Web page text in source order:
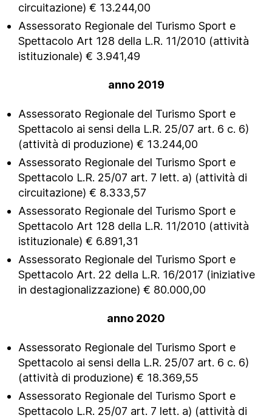
circuitazione) € 13.244,00
Assessorato Regionale del Turismo Sport e
Spettacolo Art 128 della L.R. 11/2010 (attività
istituzionale) € 3.941,49
anno 2019
Assessorato Regionale del Turismo Sport e
Spettacolo ai sensi della L.R. 25/07 art. 6 c. 6)
(attività di produzione) € 13.244,00
Assessorato Regionale del Turismo Sport e
Spettacolo L.R. 25/07 art. 7 lett. a) (attività di
circuitazione) € 8.333,57
Assessorato Regionale del Turismo Sport e
Spettacolo Art 128 della L.R. 11/2010 (attività
istituzionale) € 6.891,31
Assessorato Regionale del Turismo Sport e
Spettacolo Art. 22 della L.R. 16/2017 (iniziative
in destagionalizzazione) € 80.000,00
anno 2020
Assessorato Regionale del Turismo Sport e
Spettacolo ai sensi della L.R. 25/07 art. 6 c. 6)
(attività di produzione) € 18.369,55
Assessorato Regionale del Turismo Sport e
Spettacolo L.R. 25/07 art. 7 lett. a) (attività di